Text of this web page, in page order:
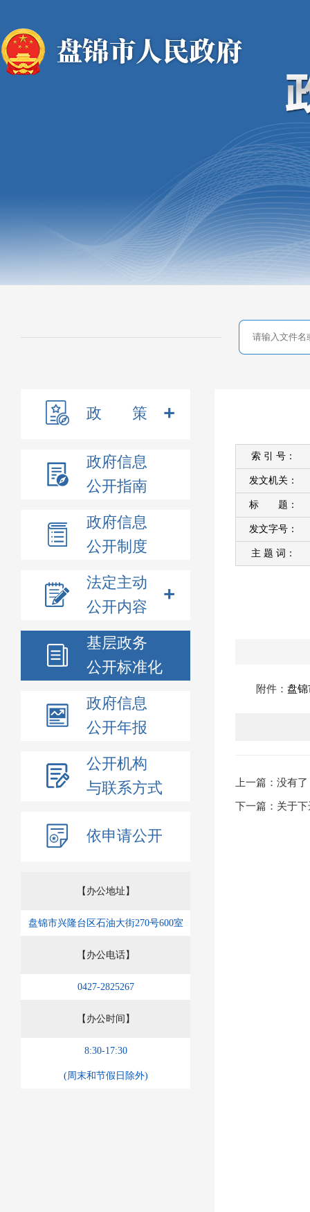
政 策
政府信息
公开指南
政府信息
公开制度
法定主动
公开内容
基层政务
公开标准化
政府信息
公开年报
公开机构
与联系方式
依申请公开
【办公地址】
盘锦市兴隆台区石油大街270号600室
【办公电话】
0427-2825267
【办公时间】
8:30-17:30
(周末和节假日除外)
索 引 号：
发文机关：
标 题：
发文字号：
主 题 词：
附件： 盘锦
上一篇：没有了
下一篇：关于